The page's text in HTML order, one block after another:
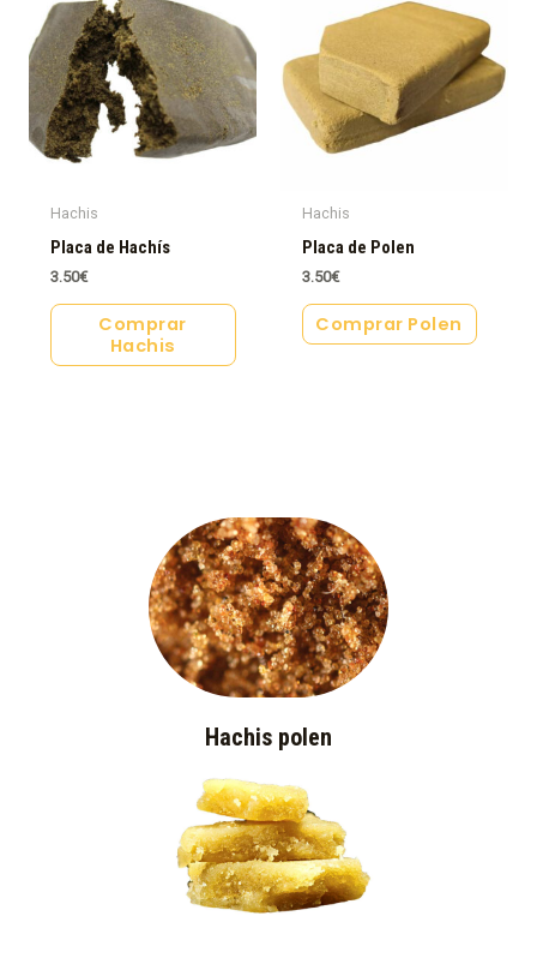
Hachis
Placa de Hachís
3.50€
Comprar
Hachis
Hachis
Placa de Polen
3.50€
Comprar Polen
Hachis polen